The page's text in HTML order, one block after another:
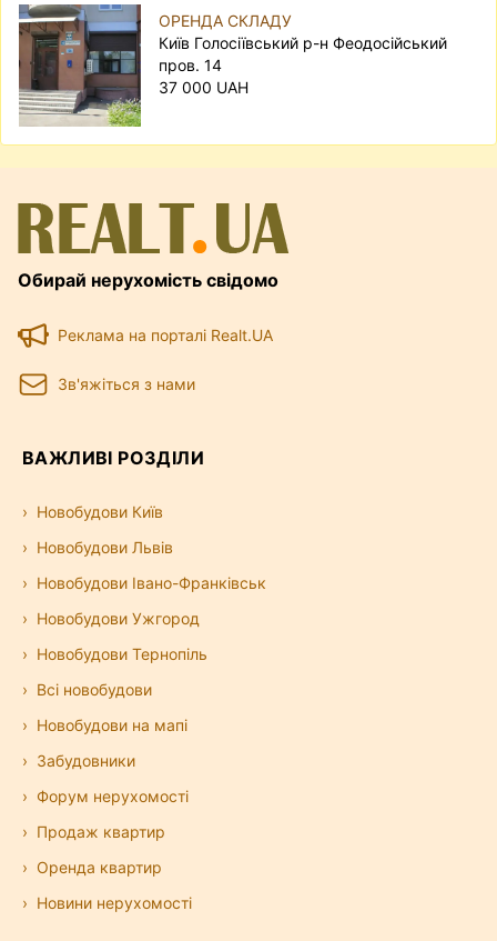
ОРЕНДА СКЛАДУ
Київ Голосіївський р-н Феодосійський
пров. 14
37 000 UAH
Обирай нерухомість свідомо
Реклама на порталі Realt.UA
Зв'яжіться з нами
ВАЖЛИВІ РОЗДІЛИ
Новобудови Київ
Новобудови Львів
Новобудови Івано-Франківськ
Новобудови Ужгород
Новобудови Тернопіль
Всі новобудови
Новобудови на мапі
Забудовники
Форум нерухомості
Продаж квартир
Оренда квартир
Новини нерухомості